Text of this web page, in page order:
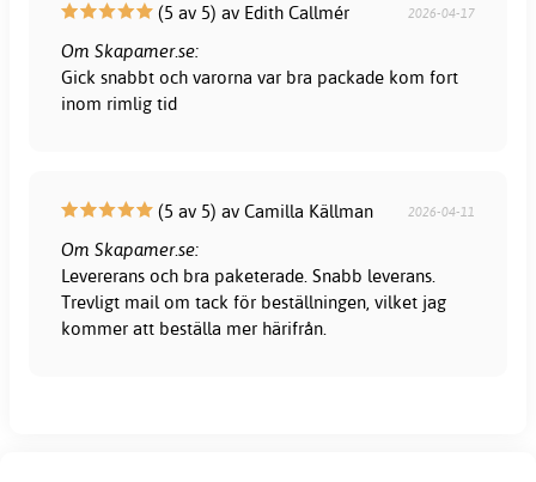
(5 av 5) av Edith Callmér 2026-04-17
Om Skapamer.se:
Gick snabbt och varorna var bra packade kom fort
inom rimlig tid
(5 av 5) av Camilla Källman 2026-04-11
Om Skapamer.se:
Levererans och bra paketerade. Snabb leverans.
Trevligt mail om tack för beställningen, vilket jag
kommer att beställa mer härifrån.